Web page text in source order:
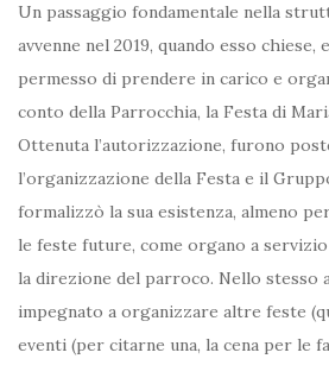
Un passaggio fondamentale nella
avvenne nel 2019, quando esso
permesso di prendere in carico e
conto della Parrocchia, la Festa di
Ottenuta l’autorizzazione, furono
l’organizzazione della Festa e il
formalizzò la sua esistenza, almeno
le feste future, come organo a
la direzione del parroco. Nello stesso
impegnato a organizzare altre feste
eventi (per citarne una, la cena per le